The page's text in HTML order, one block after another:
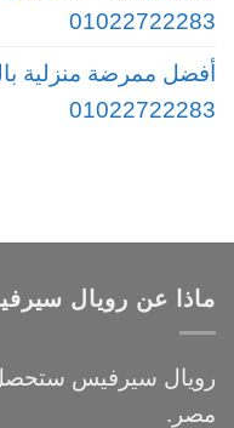
01022722283
أفضل ممرضة منزلية
01022722283
ماذا عن رويال
رويال سيرفيس
مصر.